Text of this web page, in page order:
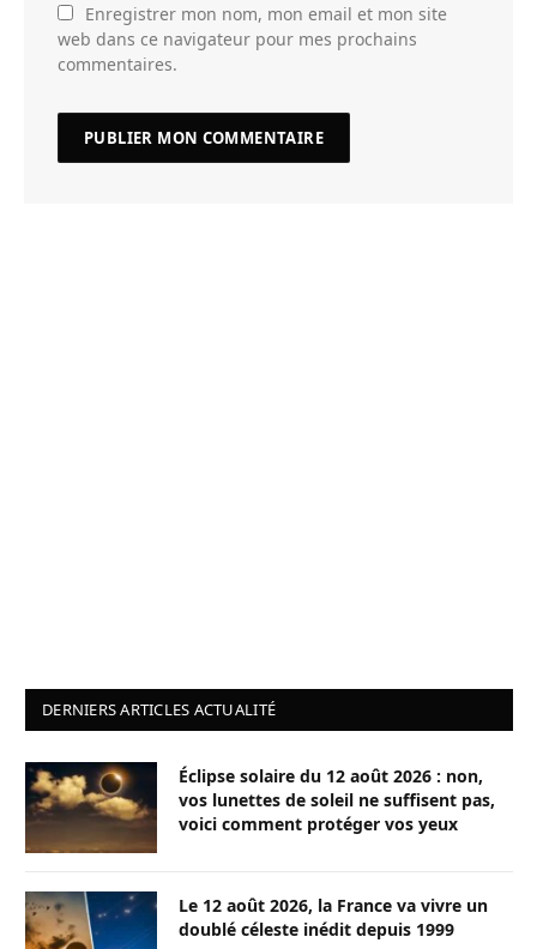
Enregistrer mon nom, mon email et mon site
web dans ce navigateur pour mes prochains
commentaires.
DERNIERS ARTICLES ACTUALITÉ
Éclipse solaire du 12 août 2026 : non,
vos lunettes de soleil ne suffisent pas,
voici comment protéger vos yeux
Le 12 août 2026, la France va vivre un
doublé céleste inédit depuis 1999